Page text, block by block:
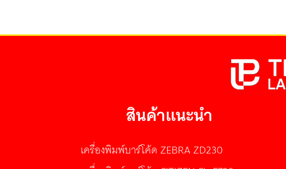
สินค้าแนะนำ
เครื่องพิมพ์บาร์โค้ด ZEBRA ZD230